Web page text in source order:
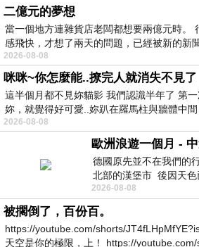
二億元的夢想
當一個地方連雜貨店老闆都想要兩億元時。
感飛快，才想了兩天的問題，已經被新的新
2026-08-08
咪咪~你怎麼能..撩完人就消失不見了
這半個月都不見妳貓影 我們認識半年了 第
妳，就覺得好可愛..妳趴在羅馬柱與牆體中
2026-08-08
歐洲浪遊一個月 -
德國原先並不在我們的
北部的漢堡市 後因天
堡市吃晚餐和過夜
2026-08-08
被擱倒了，百份百。
https://youtube.com/shorts/
天空是你的極限，上！ https://